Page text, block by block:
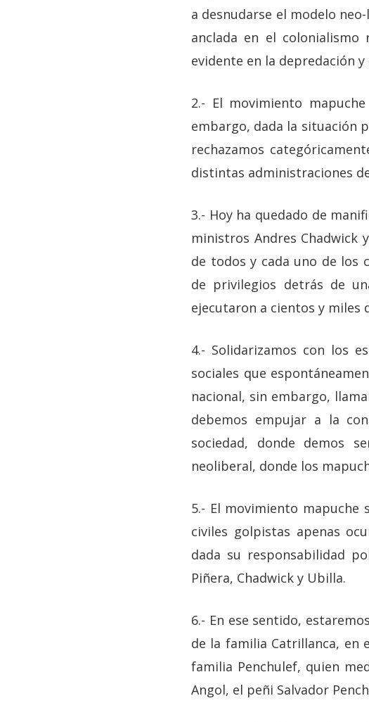
a desnudarse el modelo
anclada en el
evidente en la depredación
2.- El movimiento
embargo, dada la situación
rechazamos
distintas administraciones
3.- Hoy ha quedado de
ministros Andres Chadwick
de todos y cada uno de los
de privilegios detrás de
ejecutaron a cientos y miles
4.- Solidarizamos con los
sociales que
nacional, sin embargo,
debemos empujar a la
sociedad, donde demos
neoliberal, donde los
5.- El movimiento mapuche
civiles golpistas apenas
dada su responsabilidad
Piñera, Chadwick y Ubilla.
6.- En ese sentido,
de la familia Catrillanca, en
familia Penchulef, quien
Angol, el peñi Salvador